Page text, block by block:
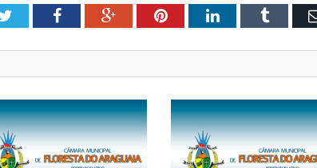
TwitterFacebookGoogle+PinterestLinkedInTumblr